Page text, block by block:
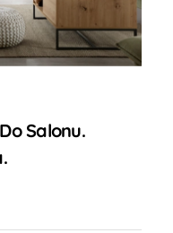
Salonu.